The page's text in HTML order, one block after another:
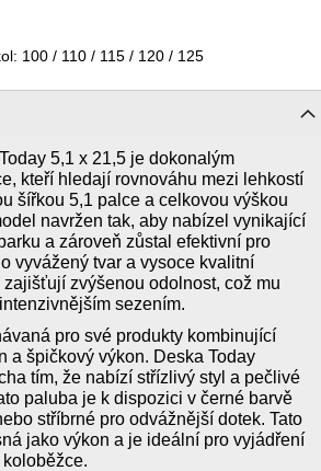
100 / 110 / 115 / 120 / 125
5,1 x 21,5 je dokonalým
kteří hledají rovnováhu mezi lehkostí
šířkou 5,1 palce a celkovou výškou
navržen tak, aby nabízel vynikající
a zároveň zůstal efektivní pro
vyvážený tvar a vysoce kvalitní
zvýšenou odolnost, což mu
sezením.
pro své produkty kombinující
a špičkový výkon. Deska Today
tím, že nabízí střízlivý styl a pečlivé
paluba je k dispozici v černé barvě
stříbrné pro odvážnější dotek. Tato
jako výkon a je ideální pro vyjádření